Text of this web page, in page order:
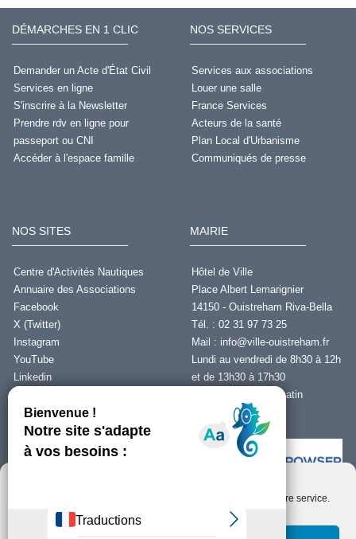
Nous utilisons des cookies pour optimiser notre site web et notre service.
DÉMARCHES EN 1 CLIC
Demander un Acte d'État Civil
Services en ligne
S'inscrire à la Newsletter
Prendre rdv en ligne pour
passeport ou CNI
Accéder à l'espace famille
NOS SERVICES
Services aux associations
Louer une salle
France Services
Acteurs de la santé
Plan Local d'Urbanisme
Communiqués de presse
NOS SITES
Centre d'Activités Nautiques
Annuaire des Associations
Facebook
X (Twitter)
Instagram
YouTube
Linkedin
MAIRIE
Hôtel de Ville
Place Albert Lemarignier
14150 - Ouistreham Riva-Bella
Tél. : 02 31 97 73 25
Mail : info@ville-ouistreham.fr
Lundi au vendredi de 8h30 à 12h
et de 13h30 à 17h30
Fermeture le jeudi matin
Nous contacter
Installer Ability Browser
Qu’est ce que Ability Browser ?